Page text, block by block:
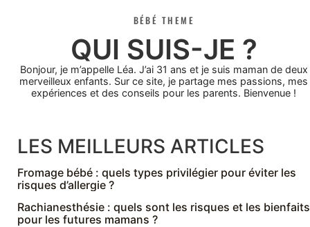
BÉBÉ THEME
QUI SUIS-JE ?
Bonjour, je m’appelle Léa. J’ai 31 ans et je suis maman de deux
merveilleux enfants. Sur ce site, je partage mes passions, mes
expériences et des conseils pour les parents. Bienvenue !
LES MEILLEURS ARTICLES
Fromage bébé : quels types privilégier pour éviter les
risques d’allergie ?
Rachianesthésie : quels sont les risques et les bienfaits
pour les futures mamans ?